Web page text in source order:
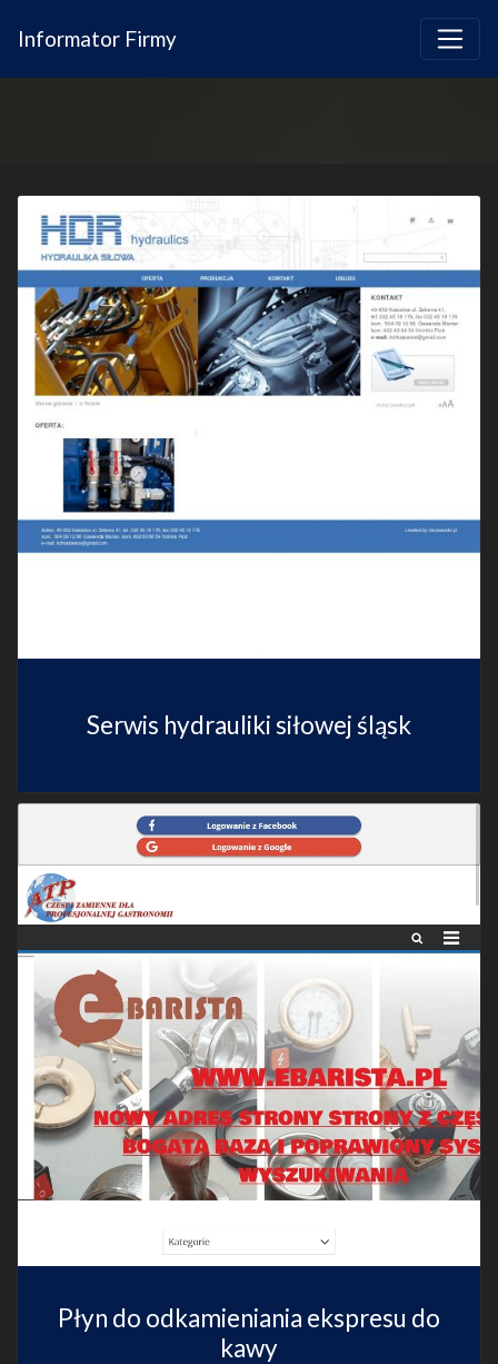
Informator Firmy
Serwis hydrauliki siłowej śląsk
Płyn do odkamieniania ekspresu do
kawy